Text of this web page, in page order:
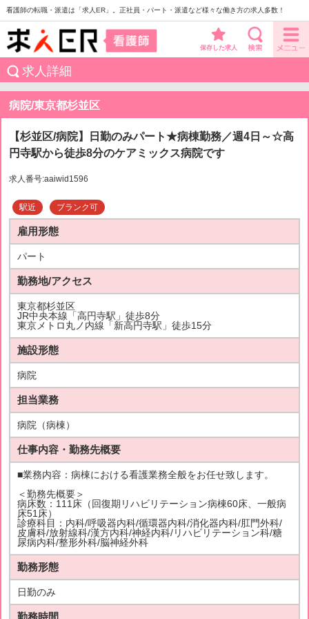
看護師の転職・派遣は「求人ER」。正社員・パート・派遣など様々な働き方の求人多数！
保存した求人
求人詳細
病院/東京都杉並区
【杉並区/病院】日勤のみパート★病棟勤務／週4日～☆高
円寺駅から徒歩8分のケアミックス病院です
求人番号:aaiwid1596
駅近 ブランク可
雇用形態
パート
勤務地/アクセス
東京都杉並区
JR中央本線「高円寺駅」徒歩8分
東京メトロ丸ノ内線「新高円寺駅」徒歩15分
施設形態
病院
担当業務
病院（病棟）
仕事内容・勤務先概要
■業務内容：病棟における看護業務全般をお任せ致します。
＜勤務先概要＞
病床数：111床（回復期リハビリテーション病棟60床、一般病
床51床）
診療科目：内科/呼吸器内科/循環器内科/消化器内科/肛門外科/
皮膚科/放射線科/漢方内科/神経内科/リハビリテーション科/糖
尿病内科/整形外科/脳神経外科
勤務形態
日勤のみ
勤務時間